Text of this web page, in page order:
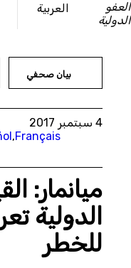
العربية
بيان صحفي
4 سبتمبر 2017
,Français
ميانمار:
الدولية
للخطر